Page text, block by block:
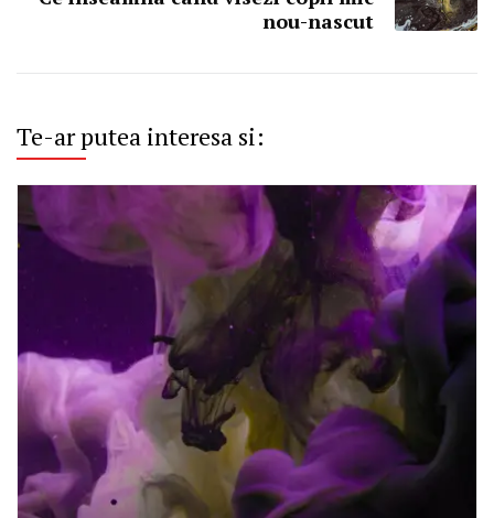
nou-nascut
Te-ar putea interesa si: